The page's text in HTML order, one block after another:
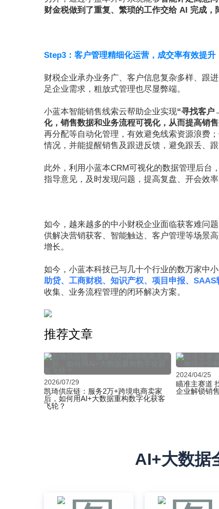
财金税做到了重复、繁琐的工作交给 AI 完成，
Step3：客户管理精细化运营，成交率有效提升
财税企业承办业务广、客户信息复杂多样、跟
足企业需求，粗放式管理也尽显弊端。
小蓝本智能销售线索云帮助企业实现“寻找客
化，销售数据和业务流程可视化，从而提高销
再分配等自动化管理，有效避免线索资源浪费
情况，并能提醒销售及跟进反馈，避免跟丢、
此外，利用小蓝本CRM可视化的数据管理后台
指导意见，及时发现问题，提高复盘、开会效
如今，越来越多的中小财税企业面临获客难问
供解决营销获客、智能触达、客户管理等场景
增长。
如今，小蓝本科技已与几十个行业的数万家中
助贷、工商财税、知识产权、项目申报、SAAS
收集、业务流程管理的闭环解决方案。
推荐文章
2026/07/29
凯琦供应链：服务2万+跨境电商卖家
后，如何用AI+大数据重构数字化获客
飞轮？
2024/04/25
瞄准主赛道
企业解锁销
AI+大数据